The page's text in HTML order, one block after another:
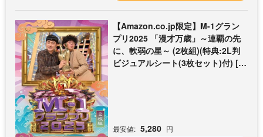
【Amazon.co.jp限定】M-1グラン
プリ2025 「漫才万歳」～連覇の先
に、軟弱の星～ (2枚組)(特典:2L判
ビジュアルシート(3枚セット)付) [D
最安値: 5,280 円